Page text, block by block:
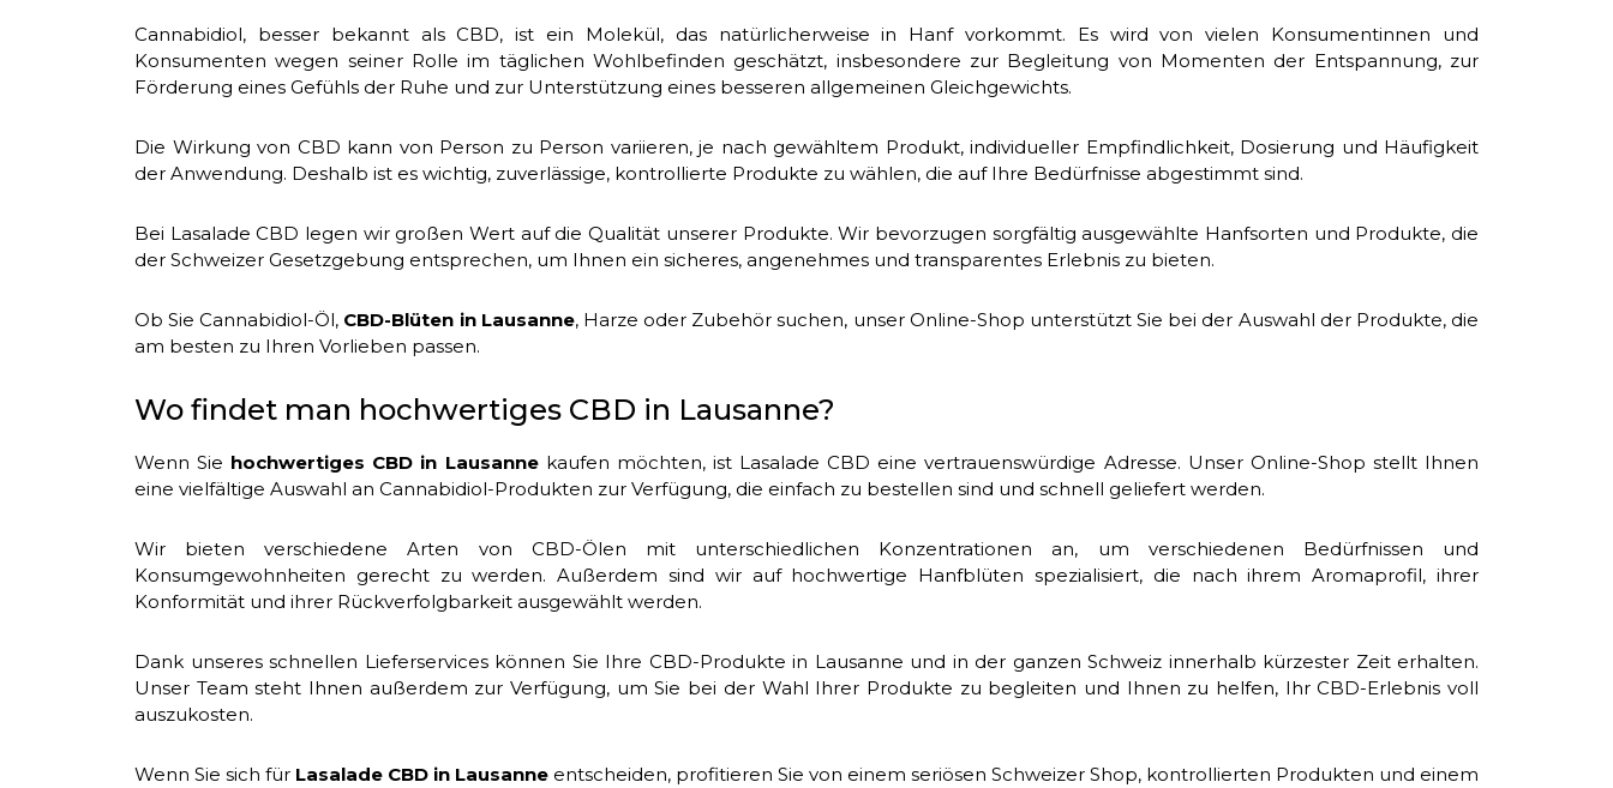
Cannabidiol, besser bekannt als CBD, ist ein Molekül, das natürlicherweise in Hanf vorkommt. Es wird von vielen Konsumentinnen und
Konsumenten wegen seiner Rolle im täglichen Wohlbefinden geschätzt, insbesondere zur Begleitung von Momenten der Entspannung, zur
Förderung eines Gefühls der Ruhe und zur Unterstützung eines besseren allgemeinen Gleichgewichts.
Die Wirkung von CBD kann von Person zu Person variieren, je nach gewähltem Produkt, individueller Empfindlichkeit, Dosierung und Häufigkeit
der Anwendung. Deshalb ist es wichtig, zuverlässige, kontrollierte Produkte zu wählen, die auf Ihre Bedürfnisse abgestimmt sind.
Bei Lasalade CBD legen wir großen Wert auf die Qualität unserer Produkte. Wir bevorzugen sorgfältig ausgewählte Hanfsorten und Produkte, die
der Schweizer Gesetzgebung entsprechen, um Ihnen ein sicheres, angenehmes und transparentes Erlebnis zu bieten.
Ob Sie Cannabidiol-Öl, CBD-Blüten in Lausanne, Harze oder Zubehör suchen, unser Online-Shop unterstützt Sie bei der Auswahl der Produkte, die
am besten zu Ihren Vorlieben passen.
Wo findet man hochwertiges CBD in Lausanne?
Wenn Sie hochwertiges CBD in Lausannekaufen möchten, ist Lasalade CBD eine vertrauenswürdige Adresse. Unser Online-Shop stellt Ihnen
eine vielfältige Auswahl an Cannabidiol-Produkten zur Verfügung, die einfach zu bestellen sind und schnell geliefert werden.
Wir bieten verschiedene Arten von CBD-Ölen mit unterschiedlichen Konzentrationen an, um verschiedenen Bedürfnissen und
Konsumgewohnheiten gerecht zu werden. Außerdem sind wir auf hochwertige Hanfblüten spezialisiert, die nach ihrem Aromaprofil, ihrer
Konformität und ihrer Rückverfolgbarkeit ausgewählt werden.
Dank unseres schnellen Lieferservices können Sie Ihre CBD-Produkte in Lausanne und in der ganzen Schweiz innerhalb kürzester Zeit erhalten.
Unser Team steht Ihnen außerdem zur Verfügung, um Sie bei der Wahl Ihrer Produkte zu begleiten und Ihnen zu helfen, Ihr CBD-Erlebnis voll
auszukosten.
Wenn Sie sich für Lasalade CBD in Lausanne entscheiden, profitieren Sie von einem seriösen Schweizer Shop, kontrollierten Produkten und einem